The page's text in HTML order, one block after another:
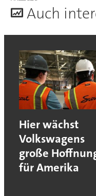
Auch
Hier wächst
Volkswagens
große
für Amerika